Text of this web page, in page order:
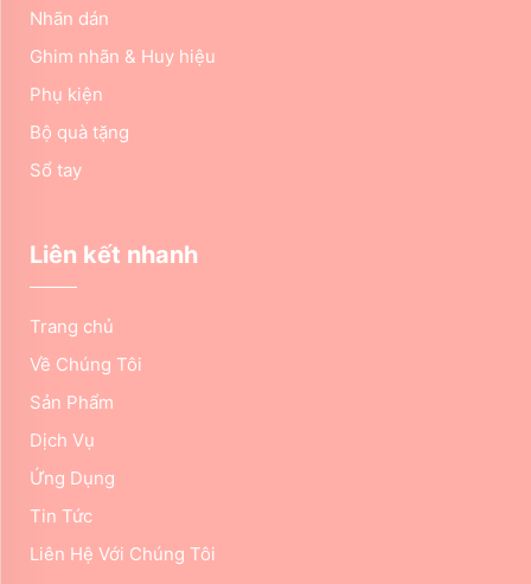
Nhãn dán
Ghim nhãn & Huy hiệu
Phụ kiện
Bộ quà tặng
Sổ tay
Liên kết nhanh
Trang chủ
Về Chúng Tôi
Sản Phẩm
Dịch Vụ
Ứng Dụng
Tin Tức
Liên Hệ Với Chúng Tôi